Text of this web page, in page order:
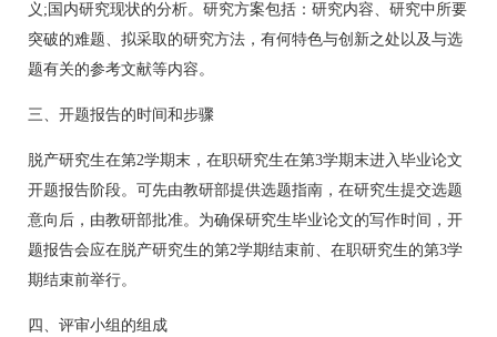
义;国内研究现状的分析。研究方案包括：研究内容、研究中所要
突破的难题、拟采取的研究方法，有何特色与创新之处以及与选
题有关的参考文献等内容。
三、开题报告的时间和步骤
脱产研究生在第2学期末，在职研究生在第3学期末进入毕业论文
开题报告阶段。可先由教研部提供选题指南，在研究生提交选题
意向后，由教研部批准。为确保研究生毕业论文的写作时间，开
题报告会应在脱产研究生的第2学期结束前、在职研究生的第3学
期结束前举行。
四、评审小组的组成